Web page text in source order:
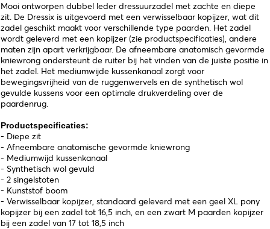
Mooi ontworpen dubbel leder dressuurzadel met zachte en diepe
zit. De Dressix is uitgevoerd met een verwisselbaar kopijzer, wat dit
zadel geschikt maakt voor verschillende type paarden. Het zadel
wordt geleverd met een kopijzer (zie productspecificaties), andere
maten zijn apart verkrijgbaar. De afneembare anatomisch gevormde
kniewrong ondersteunt de ruiter bij het vinden van de juiste positie in
het zadel. Het mediumwijde kussenkanaal zorgt voor
bewegingsvrijheid van de ruggenwervels en de synthetisch wol
gevulde kussens voor een optimale drukverdeling over de
paardenrug.
Productspecificaties:
- Diepe zit
- Afneembare anatomische gevormde kniewrong
- Mediumwijd kussenkanaal
- Synthetisch wol gevuld
- 2 singelstoten
- Kunststof boom
- Verwisselbaar kopijzer, standaard geleverd met een geel XL pony
kopijzer bij een zadel tot 16,5 inch, en een zwart M paarden kopijzer
bij een zadel van 17 tot 18,5 inch